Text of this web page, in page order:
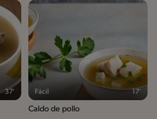
37' Fácil 17'
Caldo de pollo